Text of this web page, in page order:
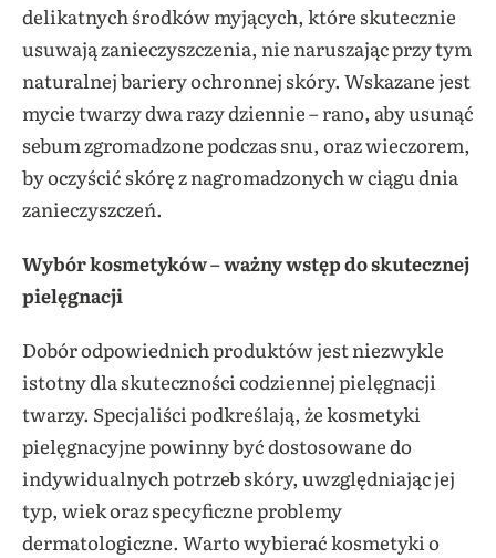
delikatnych środków myjących, które skutecznie
usuwają zanieczyszczenia, nie naruszając przy tym
naturalnej bariery ochronnej skóry. Wskazane jest
mycie twarzy dwa razy dziennie – rano, aby usunąć
sebum zgromadzone podczas snu, oraz wieczorem,
by oczyścić skórę z nagromadzonych w ciągu dnia
zanieczyszczeń.
Wybór kosmetyków – ważny wstęp do skutecznej
pielęgnacji
Dobór odpowiednich produktów jest niezwykle
istotny dla skuteczności codziennej pielęgnacji
twarzy. Specjaliści podkreślają, że kosmetyki
pielęgnacyjne powinny być dostosowane do
indywidualnych potrzeb skóry, uwzględniając jej
typ, wiek oraz specyficzne problemy
dermatologiczne. Warto wybierać kosmetyki o